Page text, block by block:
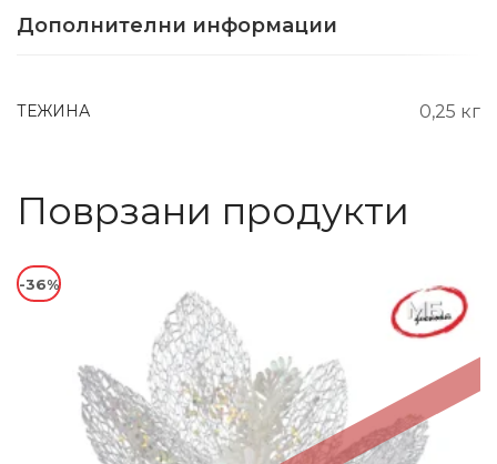
Дополнителни информации
ТЕЖИНА 0,25 кг
Поврзани продукти
-36%